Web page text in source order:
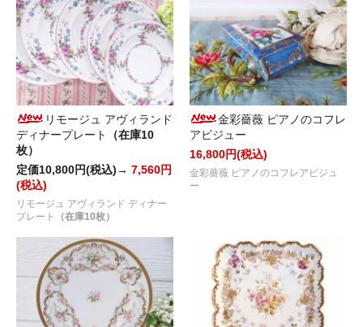
リモージュ アヴィランド
ディナープレート
（在庫10
枚）
定価10,800円(税込)→ 7,560円
(税込)
リモージュ アヴィランド ディナー
プレート
（在庫10枚）
金彩薔薇 ピアノのコフレ
アビジュー
16,800円(税込)
金彩薔薇 ピアノのコフレアビジュ
ー